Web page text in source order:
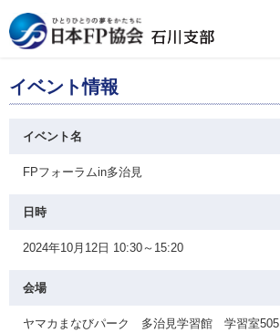
イベント情報
イベント名
FPフォーラムin多治見
日時
2024年10月12日 10:30～15:20
会場
ヤマカまなびパーク 多治見学習館 学習室505